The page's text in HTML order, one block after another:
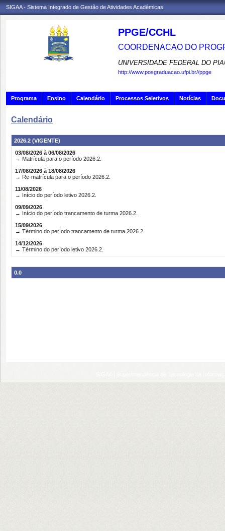
SIGAA - Sistema Integrado de Gestão de Atividades Acadêmicas
PPGE/CCHL
COORDENACAO DO
UNIVERSIDADE FEDERAL DO
http://www.posgraduacao.ufpi.br//ppge
Programa Ensino Calendário Processos Seletivos Notícias
Calendário
2026.2 (VIGENTE)
03/08/2026 à 06/08/2026
→ Matrícula para o período 2026.2.
17/08/2026 à 18/08/2026
→ Re-matrícula para o período 2026.2.
11/08/2026
→ Início do período letivo 2026.2.
09/09/2026
→ Início do período trancamento de turma 2026.2.
15/09/2026
→ Término do período trancamento de turma 2026.2.
14/12/2026
→ Término do período letivo 2026.2.
0.0